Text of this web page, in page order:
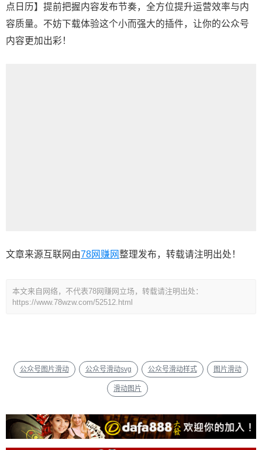
点日历】提前把握内容发布节奏，全方位提升运营效率与内
容质量。不妨下载体验这个小而强大的插件，让你的公众号
内容更加出彩！
文章来源互联网由78网赚网整理发布，转载请注明出处！
本文来自网络，不代表78网赚网立场，转载请注明出处：
https://www.78wzw.com/52512.html
公众号图片滑动 公众号滑动svg 公众号滑动样式 图片滑动
滑动图片